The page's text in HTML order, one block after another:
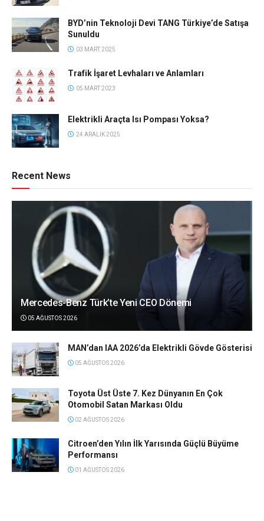
BYD’nin Teknoloji Devi TANG Türkiye’de Satışa
Sunuldu
03 MART 2025
Trafik İşaret Levhaları ve Anlamları
05 MART 2023
Elektrikli Araçta Isı Pompası Yoksa?
24 ARALIK 2025
Recent News
Mercedes-Benz Türk’te Yeni CEO Dönemi
05 AĞUSTOS 2026
MAN’dan IAA 2026’da Elektrikli Gövde Gösterisi
05 AĞUSTOS 2026
Toyota Üst Üste 7. Kez Dünyanın En Çok
Otomobil Satan Markası Oldu
02 AĞUSTOS 2026
Citroen’den Yılın İlk Yarısında Güçlü Büyüme
Performansı
01 AĞUSTOS 2026